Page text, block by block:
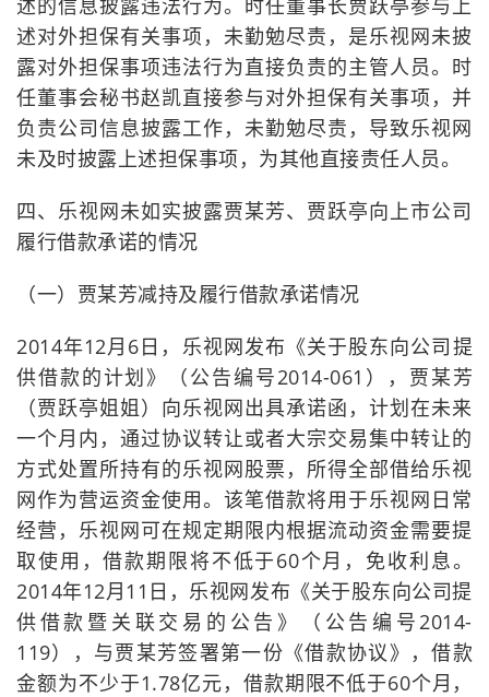
述的信息披露违法行为。时任董事长贾跃亭参与上
述对外担保有关事项，未勤勉尽责，是乐视网未披
露对外担保事项违法行为直接负责的主管人员。时
任董事会秘书赵凯直接参与对外担保有关事项，并
负责公司信息披露工作，未勤勉尽责，导致乐视网
未及时披露上述担保事项，为其他直接责任人员。
四、乐视网未如实披露贾某芳、贾跃亭向上市公司
履行借款承诺的情况
（一）贾某芳减持及履行借款承诺情况
2014年12月6日，乐视网发布《关于股东向公司提
供借款的计划》（公告编号2014-061），贾某芳
（贾跃亭姐姐）向乐视网出具承诺函，计划在未来
一个月内，通过协议转让或者大宗交易集中转让的
方式处置所持有的乐视网股票，所得全部借给乐视
网作为营运资金使用。该笔借款将用于乐视网日常
经营，乐视网可在规定期限内根据流动资金需要提
取使用，借款期限将不低于60个月，免收利息。
2014年12月11日，乐视网发布《关于股东向公司提
供借款暨关联交易的公告》（公告编号2014-
119），与贾某芳签署第一份《借款协议》，借款
金额为不少于1.78亿元，借款期限不低于60个月，